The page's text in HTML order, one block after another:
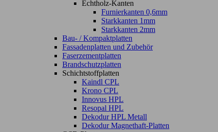
Echtholz-Kanten
Furnierkanten 0,6mm
Starkkanten 1mm
Starkkanten 2mm
Bau- / Kompaktplatten
Fassadenplatten und Zubehör
Faserzementplatten
Brandschutzplatten
Schichtstoffplatten
Kaindl CPL
Krono CPL
Innovus HPL
Resopal HPL
Dekodur HPL Metall
Dekodur Magnethaft-Platten